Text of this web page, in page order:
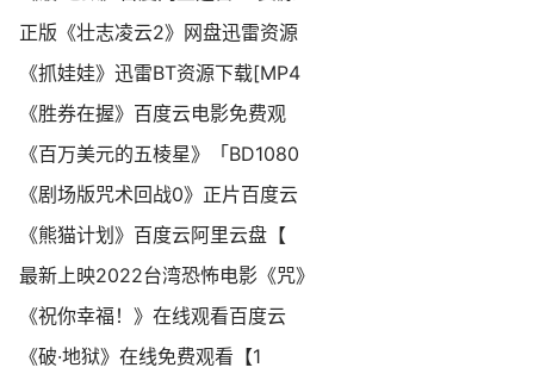
正版《壮志凌云2》网盘迅雷资源
《抓娃娃》迅雷BT资源下载[MP4
《胜券在握》百度云电影免费观
《百万美元的五棱星》「BD1080
《剧场版咒术回战0》正片百度云
《熊猫计划》百度云阿里云盘【
最新上映2022台湾恐怖电影《咒》
《祝你幸福！》在线观看百度云
《破·地狱》在线免费观看【1